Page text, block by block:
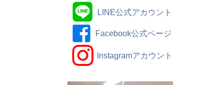
LINE公式アカウント
Facebook公式ページ
Instagramアカウント